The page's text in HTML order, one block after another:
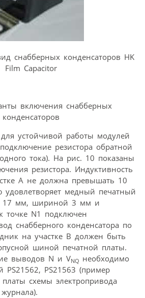
снабберных конденсаторов HK
Film Capacitor
включения снабберных
конденсаторов
устойчивой работы модулей
резистора обратной
тока). На рис. 10 показаны
резистора. Индуктивность
А не должна превышать 10
удовлетворяет медный печатный
17 мм, шириной 3 мм и
N1 подключен
снабберного конденсатора по
на участке В должен быть
шиной печатной платы.
выводов N и VNQ необходимо
PS21562, PS21563 (пример
схемы электропривода